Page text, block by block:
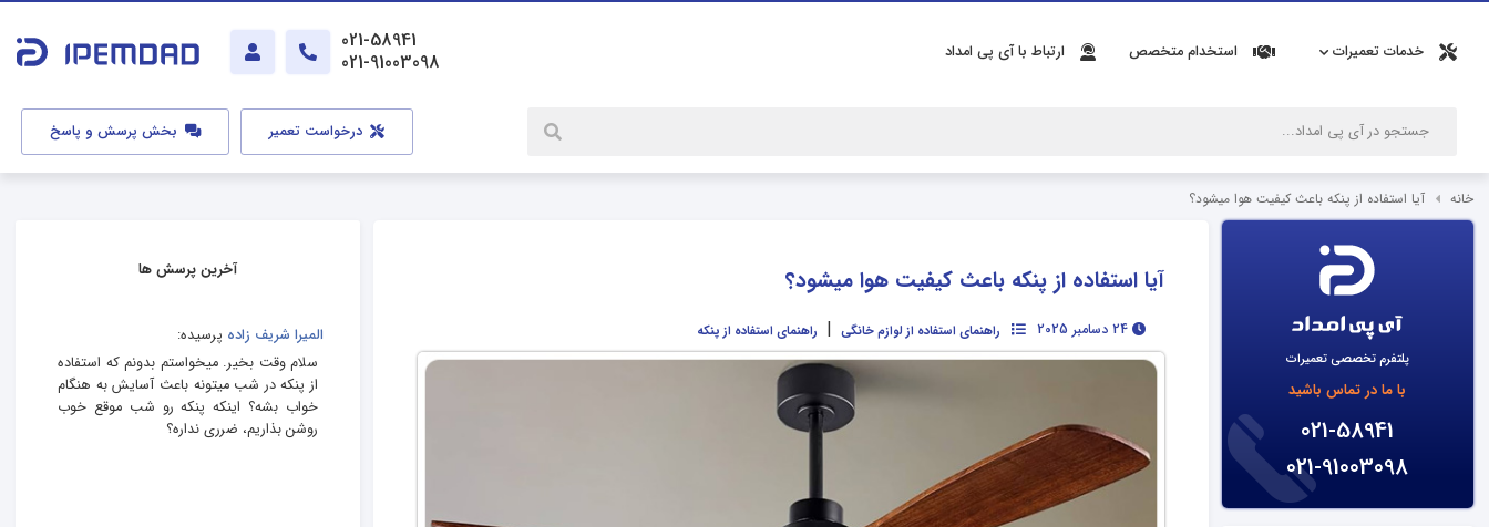
خدمات تعمیرات استخدام متخصص ارتباط با آی پی امداد
021-58941
021-91003098
درخواست تعمیر بخش پرسش و پاسخ
خانه آیا استفاده از پنکه باعث کیفیت هوا میشود؟
پلتفرم تخصصی تعمیرات
با ما در تماس باشید
021-58941
021-91003098
آیا استفاده از پنکه باعث کیفیت هوا میشود؟
24 دسامبر 2025 راهنمای استفاده از لوازم خانگی | راهنمای استفاده از پنکه
آخرین پرسش ها
المیرا شریف زاده پرسیده:
سلام وقت بخیر. میخواستم بدونم که استفاده
از پنکه در شب میتونه باعث آسایش به هنگام
خواب بشه؟ اینکه پنکه رو شب موقع خوب
روشن بذاریم، ضرری نداره؟